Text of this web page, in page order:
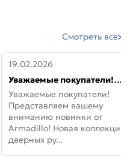
Смотреть все
19.02.2026
Уважаемые покупатели!
Представляем вашему
вниманию новинки от
Armadillo!
Уважаемые покупатели!
Представляем вашему
вниманию новинки от
Armadillo! Новая коллекция
дверных ру...